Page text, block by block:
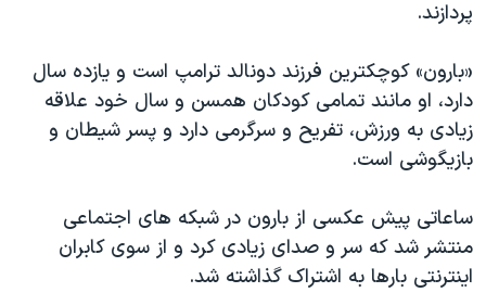
چهل سال گروگان‌گیری
اعتراضات مردمی آبان ۹۸
اسرائیل در جنگ
نرگس محمدی برنده جایزه نوبل صلح
همایش محافظه‌کاران آمریکا «سی‌پک»
صفحه‌های ویژه
سفر پرزیدنت ترامپ به چین
پردازند.
«بارون» کوچکترین فرزند دونالد ترامپ است و یازده سال
دارد، او مانند تمامی کودکان همسن و سال خود علاقه
زیادی به ورزش، تفریح و سرگرمی دارد و پسر شیطان و
بازیگوشی است.
ساعاتی پیش عکسی از بارون در شبکه های اجتماعی
منتشر شد که سر و صدای زیادی کرد و از سوی کابران
اینترنتی بارها به اشتراک گذاشته شد.